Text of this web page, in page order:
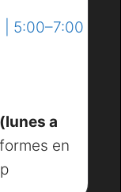
5:00–7:00
a
en